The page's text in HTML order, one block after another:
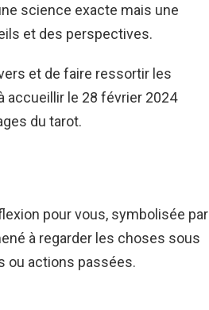
science exacte mais une
et des perspectives.
et de faire ressortir les
accueillir le 28 février 2024
du tarot.
pour vous, symbolisée par
à regarder les choses sous
ou actions passées.